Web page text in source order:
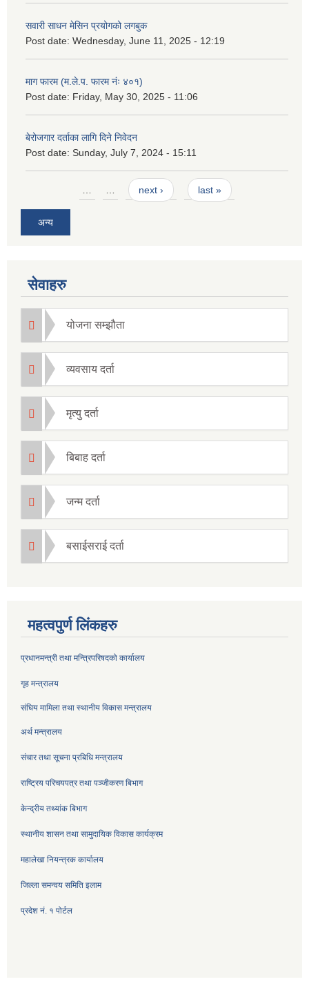
सवारी साधन मेसिन प्रयोगको लगबुक
Post date: Wednesday, June 11, 2025 - 12:19
माग फारम (म.ले.प. फारम नंः ४०१)
Post date: Friday, May 30, 2025 - 11:06
बेरोजगार दर्ताका लागि दिने निवेदन
Post date: Sunday, July 7, 2024 - 15:11
… … next › last »
अन्य
सेवाहरु
योजना सम्झौता
व्यवसाय दर्ता
मृत्यु दर्ता
बिबाह दर्ता
जन्म दर्ता
बसाईसराई दर्ता
महत्वपुर्ण लिंकहरु
प्रधानमन्त्री तथा मन्त्रिपरिषदको कार्यालय
गृह मन्त्रालय
संघिय मामिला तथा स्थानीय विकास मन्त्रालय
अर्थ मन्त्रालय
संचार तथा सूचना प्रबिधि मन्त्रालय
राष्ट्रिय परिचयपत्र तथा पञ्जीकरण बिभाग
केन्द्रीय तथ्यांक बिभाग
स्थानीय शासन तथा सामुदायिक विकास कार्यक्रम
महालेखा नियन्त्रक कार्यालय
जिल्ला समन्वय समिति इलाम
प्रदेश नं. १ पोर्टल